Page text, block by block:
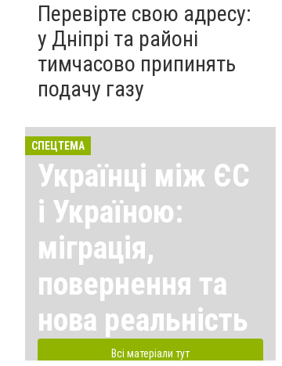
Перевірте свою адресу:
у Дніпрі та районі
тимчасово припинять
подачу газу
СПЕЦТЕМА
Українці між ЄС
і Україною:
міграція,
повернення та
нова реальність
Всі матеріали тут